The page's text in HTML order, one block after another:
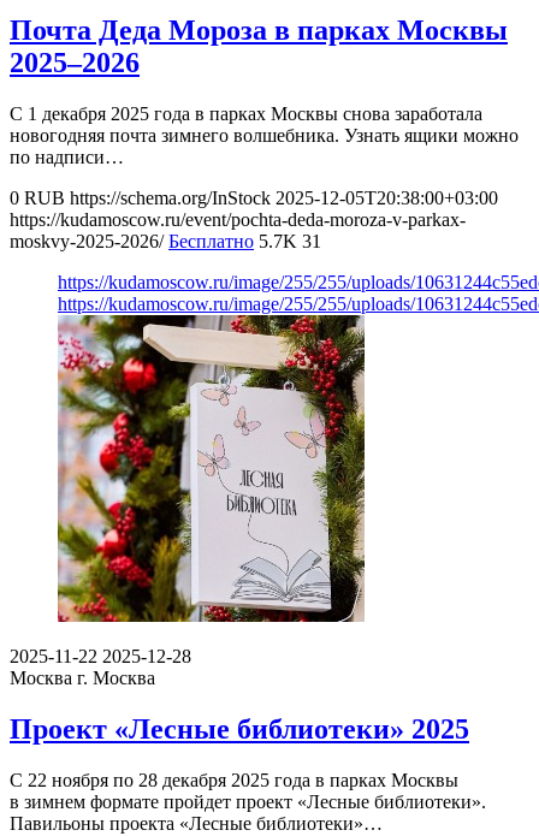
Почта Деда Мороза в парках Москвы
2025–2026
С 1 декабря 2025 года в парках Москвы снова заработала
новогодняя почта зимнего волшебника. Узнать ящики можно
по надписи…
0 RUB https://schema.org/InStock 2025-12-05T20:38:00+03:00
https://kudamoscow.ru/event/pochta-deda-moroza-v-parkax-
moskvy-2025-2026/ Бесплатно 5.7K 31
https://kudamoscow.ru/image/255/255/uploads/
https://kudamoscow.ru/image/255/255/uploads/
2025-11-22 2025-12-28
Москва г. Москва
Проект «Лесные библиотеки» 2025
С 22 ноября по 28 декабря 2025 года в парках Москвы
в зимнем формате пройдет проект «Лесные библиотеки».
Павильоны проекта «Лесные библиотеки»…